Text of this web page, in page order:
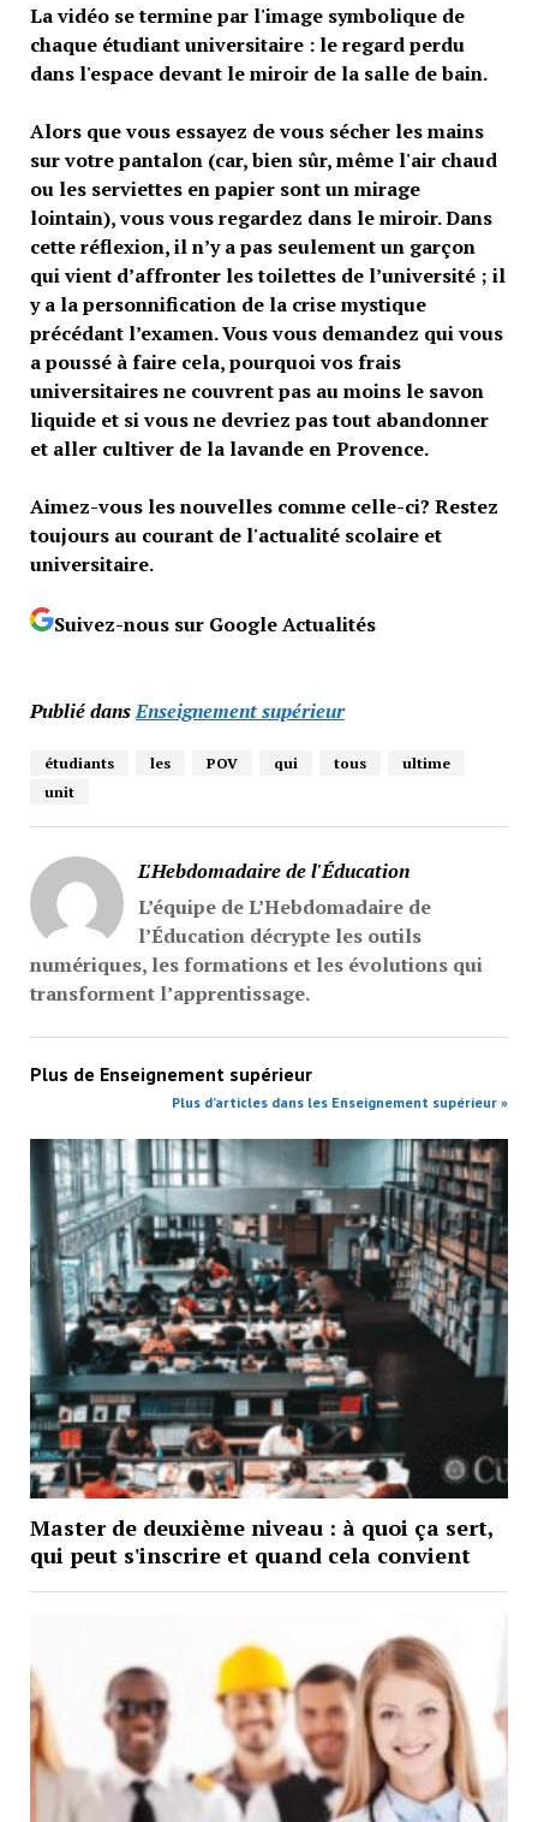
La vidéo se termine par l'image symbolique de
chaque étudiant universitaire : le regard perdu
dans l'espace devant le miroir de la salle de bain.
Alors que vous essayez de vous sécher les mains
sur votre pantalon (car, bien sûr, même l'air chaud
ou les serviettes en papier sont un mirage
lointain), vous vous regardez dans le miroir. Dans
cette réflexion, il n’y a pas seulement un garçon
qui vient d’affronter les toilettes de l’université ; il
y a la personnification de la crise mystique
précédant l’examen. Vous vous demandez qui vous
a poussé à faire cela, pourquoi vos frais
universitaires ne couvrent pas au moins le savon
liquide et si vous ne devriez pas tout abandonner
et aller cultiver de la lavande en Provence.
Aimez-vous les nouvelles comme celle-ci? Restez
toujours au courant de l'actualité scolaire et
universitaire.
Suivez-nous sur Google Actualités
Publié dansEnseignement supérieur
étudiants les POV qui tous
ultime
unit
L'Hebdomadaire de l'Éducation
L’équipe de L’Hebdomadaire de
l’Éducation décrypte les outils
numériques, les formations et les évolutions qui
transforment l’apprentissage.
Plus de Enseignement supérieur
Plus d’articles dans les Enseignement supérieur »
Master de deuxième niveau : à quoi ça sert,
qui peut s'inscrire et quand cela convient